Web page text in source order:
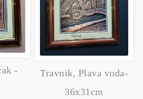
-
Travnik, Plava voda-
36x31cm